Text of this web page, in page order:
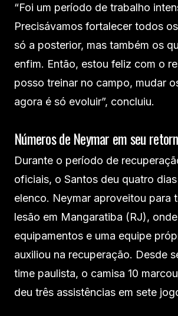
“Foi um período de trabalho
Precisávamos fortalecer todos
só a posterior, mas também os
enfim. Então, estou feliz com o
posso treinar no campo, mudar
agora é só evoluir”, concluiu.
Números de Neymar em seu
Durante o período de
oficiais, o Santos deu quatro
elenco. Neymar aproveitou para
lesão em Mangaratiba (RJ),
equipamentos e uma equipe
auxiliou na recuperação. Desde
time paulista, o camisa 10
deu três assistências em sete